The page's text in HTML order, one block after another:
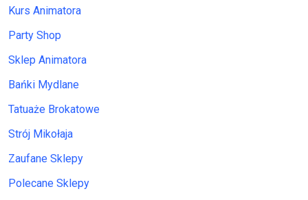
Kurs Animatora
Party Shop
Sklep Animatora
Bańki Mydlane
Tatuaże Brokatowe
Strój Mikołaja
Zaufane Sklepy
Polecane Sklepy